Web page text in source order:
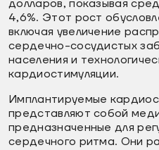
долларов, показывая
4,6%. Этот рост
включая увеличение
сердечно-сосудистых
населения и
кардиостимуляции.
Имплантируемые
представляют собой
предназначенные для
сердечного ритма. Они